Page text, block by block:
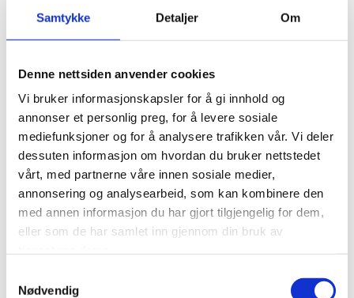
Samtykke Detaljer Om
Denne nettsiden anvender cookies
Vi bruker informasjonskapsler for å gi innhold og
annonser et personlig preg, for å levere sosiale
mediefunksjoner og for å analysere trafikken vår. Vi deler
dessuten informasjon om hvordan du bruker nettstedet
vårt, med partnerne våre innen sosiale medier,
annonsering og analysearbeid, som kan kombinere den
med annen informasjon du har gjort tilgjengelig for dem,
eller som de har samlet inn gjennom din bruk av
Nødvendig
Spektrumskvarteret
Nytt kontorbygg og kongressenter på totalt ca. 40.000m2 som
tilbygg til eksisterende Oslo Spektrum. Ferdigstilles i 2028
Entrepriseform
Totalentreprise
Byggherre
Nova Spektrum / Aspelin Ramm